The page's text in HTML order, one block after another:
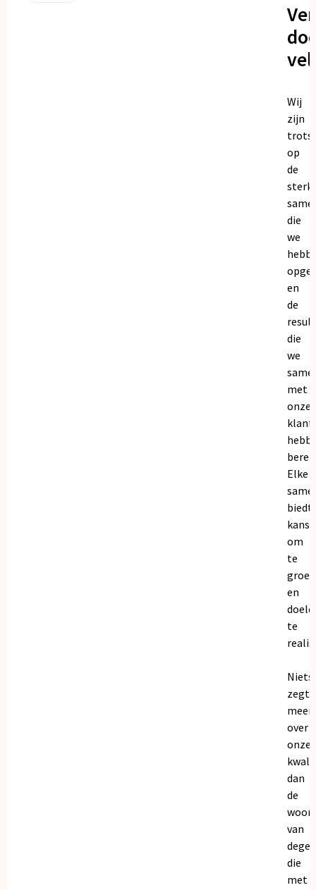
Wij
zijn
trots
op
de
die
we
en
de
die
we
met
onze
Elke
biedt
om
te
en
te
Niets
zegt
meer
over
onze
dan
de
van
die
met